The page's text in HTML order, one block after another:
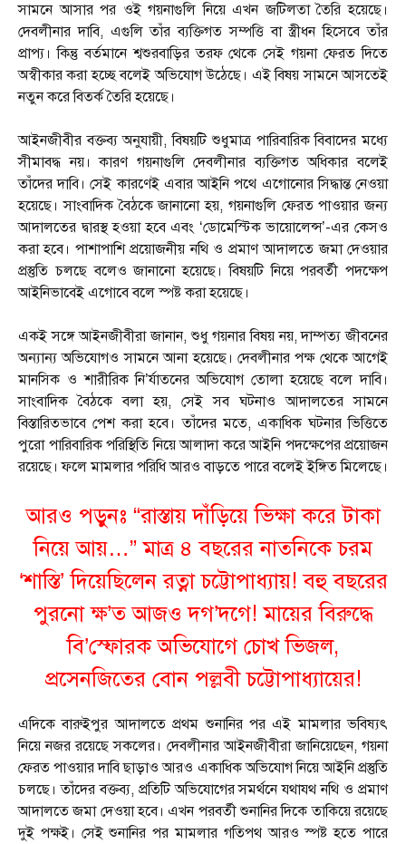
সামনে আসার পর ওই গয়নাগুলি নিয়ে এখন জটিলতা তৈরি হয়েছে।
দেবলীনার দাবি, এগুলি তাঁর ব্যক্তিগত সম্পত্তি বা স্ত্রীধন হিসেবে তাঁর
প্রাপ্য। কিন্তু বর্তমানে শ্বশুরবাড়ির তরফ থেকে সেই গয়না ফেরত দিতে
অস্বীকার করা হচ্ছে বলেই অভিযোগ উঠেছে। এই বিষয় সামনে আসতেই
নতুন করে বিতর্ক তৈরি হয়েছে।
আইনজীবীর বক্তব্য অনুযায়ী, বিষয়টি শুধুমাত্র পারিবারিক বিবাদের মধ্যে
সীমাবদ্ধ নয়। কারণ গয়নাগুলি দেবলীনার ব্যক্তিগত অধিকার বলেই
তাঁদের দাবি। সেই কারণেই এবার আইনি পথে এগোনোর সিদ্ধান্ত নেওয়া
হয়েছে। সাংবাদিক বৈঠকে জানানো হয়, গয়নাগুলি ফেরত পাওয়ার জন্য
আদালতের দ্বারস্থ হওয়া হবে এবং ‘ডোমেস্টিক ভায়োলেন্স’-এর কেসও
করা হবে। পাশাপাশি প্রয়োজনীয় নথি ও প্রমাণ আদালতে জমা দেওয়ার
প্রস্তুতি চলছে বলেও জানানো হয়েছে। বিষয়টি নিয়ে পরবর্তী পদক্ষেপ
আইনিভাবেই এগোবে বলে স্পষ্ট করা হয়েছে।
একই সঙ্গে আইনজীবীরা জানান, শুধু গয়নার বিষয় নয়, দাম্পত্য জীবনের
অন্যান্য অভিযোগও সামনে আনা হয়েছে। দেবলীনার পক্ষ থেকে আগেই
মানসিক ও শারীরিক নি’র্যাতনের অভিযোগ তোলা হয়েছে বলে দাবি।
সাংবাদিক বৈঠকে বলা হয়, সেই সব ঘটনাও আদালতের সামনে
বিস্তারিতভাবে পেশ করা হবে। তাঁদের মতে, একাধিক ঘটনার ভিত্তিতে
পুরো পারিবারিক পরিস্থিতি নিয়ে আলাদা করে আইনি পদক্ষেপের প্রয়োজন
রয়েছে। ফলে মামলার পরিধি আরও বাড়তে পারে বলেই ইঙ্গিত মিলেছে।
আরও পড়ুনঃ “রাস্তায় দাঁড়িয়ে ভিক্ষা করে টাকা
নিয়ে আয়…” মাত্র ৪ বছরের নাতনিকে চরম
‘শাস্তি’ দিয়েছিলেন রত্না চট্টোপাধ্যায়! বহু বছরের
পুরনো ক্ষ’ত আজও দগ’দগে! মায়ের বিরুদ্ধে
বি’স্ফোরক অভিযোগে চোখ ভিজল,
প্রসেনজিতের বোন পল্লবী চট্টোপাধ্যায়ের!
এদিকে বারুইপুর আদালতে প্রথম শুনানির পর এই মামলার ভবিষ্যৎ
নিয়ে নজর রয়েছে সকলের। দেবলীনার আইনজীবীরা জানিয়েছেন, গয়না
ফেরত পাওয়ার দাবি ছাড়াও আরও একাধিক অভিযোগ নিয়ে আইনি প্রস্তুতি
চলছে। তাঁদের বক্তব্য, প্রতিটি অভিযোগের সমর্থনে যথাযথ নথি ও প্রমাণ
আদালতে জমা দেওয়া হবে। এখন পরবর্তী শুনানির দিকে তাকিয়ে রয়েছে
দুই পক্ষই। সেই শুনানির পর মামলার গতিপথ আরও স্পষ্ট হতে পারে